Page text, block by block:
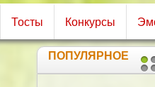
Тосты Конкурсы
1
20
ПОПУЛЯРНОЕ